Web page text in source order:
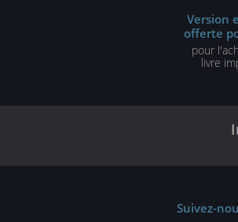
Version
offerte
pour
livre
Suivez-